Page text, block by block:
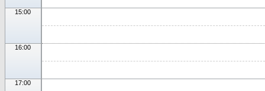
15:00
16:00
17:00